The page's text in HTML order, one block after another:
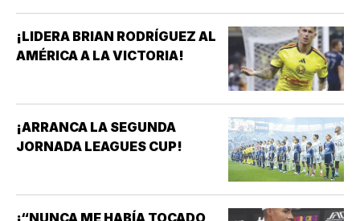
¡LIDERA BRIAN RODRÍGUEZ AL
AMÉRICA A LA VICTORIA!
¡ARRANCA LA SEGUNDA
JORNADA LEAGUES CUP!
¡“NUNCA ME HABÍA TOCADO